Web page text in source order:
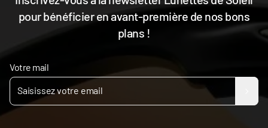
pour bénéficier en avant-première de nos bons
plans !
Votre mail